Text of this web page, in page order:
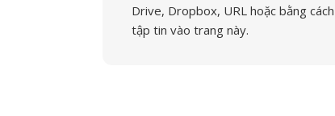
Drive, Dropbox, URL hoặc bằng
tập tin vào trang này.